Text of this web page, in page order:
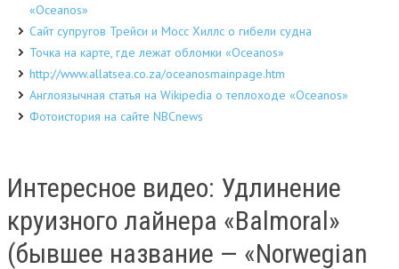
«Oceanos»
Сайт супругов Трейси и Мосс Хиллс о гибели судна
Точка на карте, где лежат обломки «Oceanos»
http://www.allatsea.co.za/oceanosmainpage.htm
Англоязычная статья на Wikipedia о теплоходе «Oceanos»
Фотоистория на сайте NBCnews
Интересное видео: Удлинение
круизного лайнера «Balmoral»
(бывшее название — «Norwegian